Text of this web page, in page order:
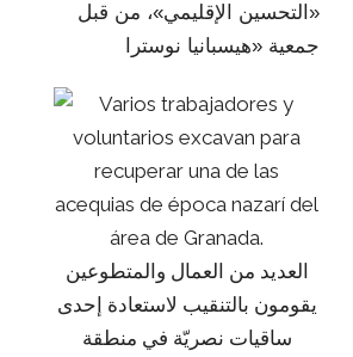
«التحسين الإقليمي»، من قبل
جمعية «هيسبانيا نوسترا
العديد من العمال والمتطوعين
يقومون بالتنقيب لاستعادة إحدى
ساقيات نصريّة في منطقة